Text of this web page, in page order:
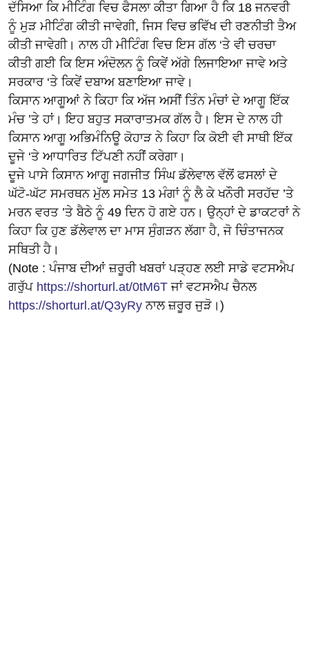
ਦੱਸਿਆ ਕਿ ਮੀਟਿੰਗ ਵਿਚ ਫੈਸਲਾ ਕੀਤਾ ਗਿਆ ਹੈ ਕਿ 18 ਜਨਵਰੀ
ਨੂੰ ਮੁੜ ਮੀਟਿੰਗ ਕੀਤੀ ਜਾਵੇਗੀ, ਜਿਸ ਵਿਚ ਭਵਿੱਖ ਦੀ ਰਣਨੀਤੀ ਤੈਅ
ਕੀਤੀ ਜਾਵੇਗੀ। ਨਾਲ ਹੀ ਮੀਟਿੰਗ ਵਿਚ ਇਸ ਗੱਲ ‘ਤੇ ਵੀ ਚਰਚਾ
ਕੀਤੀ ਗਈ ਕਿ ਇਸ ਅੰਦੋਲਨ ਨੂੰ ਕਿਵੇਂ ਅੱਗੇ ਲਿਜਾਇਆ ਜਾਵੇ ਅਤੇ
ਸਰਕਾਰ ‘ਤੇ ਕਿਵੇਂ ਦਬਾਅ ਬਣਾਇਆ ਜਾਵੇ।
ਕਿਸਾਨ ਆਗੂਆਂ ਨੇ ਕਿਹਾ ਕਿ ਅੱਜ ਅਸੀਂ ਤਿੰਨ ਮੰਚਾਂ ਦੇ ਆਗੂ ਇੱਕ
ਮੰਚ ’ਤੇ ਹਾਂ। ਇਹ ਬਹੁਤ ਸਕਾਰਾਤਮਕ ਗੱਲ ਹੈ। ਇਸ ਦੇ ਨਾਲ ਹੀ
ਕਿਸਾਨ ਆਗੂ ਅਭਿਮੰਨਿਊ ਕੋਹਾੜ ਨੇ ਕਿਹਾ ਕਿ ਕੋਈ ਵੀ ਸਾਥੀ ਇੱਕ
ਦੂਜੇ ‘ਤੇ ਆਧਾਰਿਤ ਟਿੱਪਣੀ ਨਹੀਂ ਕਰੇਗਾ।
ਦੂਜੇ ਪਾਸੇ ਕਿਸਾਨ ਆਗੂ ਜਗਜੀਤ ਸਿੰਘ ਡੱਲੇਵਾਲ ਵੱਲੋਂ ਫਸਲਾਂ ਦੇ
ਘੱਟੋ-ਘੱਟ ਸਮਰਥਨ ਮੁੱਲ ਸਮੇਤ 13 ਮੰਗਾਂ ਨੂੰ ਲੈ ਕੇ ਖਨੌਰੀ ਸਰਹੱਦ ’ਤੇ
ਮਰਨ ਵਰਤ ’ਤੇ ਬੈਠੇ ਨੂੰ 49 ਦਿਨ ਹੋ ਗਏ ਹਨ। ਉਨ੍ਹਾਂ ਦੇ ਡਾਕਟਰਾਂ ਨੇ
ਕਿਹਾ ਕਿ ਹੁਣ ਡੱਲੇਵਾਲ ਦਾ ਮਾਸ ਸੁੰਗੜਨ ਲੱਗਾ ਹੈ, ਜੋ ਚਿੰਤਾਜਨਕ
ਸਥਿਤੀ ਹੈ।
(Note : ਪੰਜਾਬ ਦੀਆਂ ਜ਼ਰੂਰੀ ਖਬਰਾਂ ਪੜ੍ਹਣ ਲਈ ਸਾਡੇ ਵਟਸਐਪ
ਗਰੁੱਪ https://shorturl.at/0tM6T ਜਾਂ ਵਟਸਐਪ ਚੈਨਲ
https://shorturl.at/Q3yRy ਨਾਲ ਜ਼ਰੂਰ ਜੁੜੋ।)